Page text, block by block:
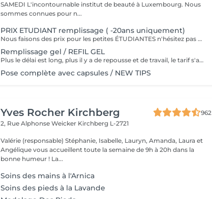
SAMEDI L'incontournable institut de beauté à Luxembourg. Nous
sommes connues pour n...
PRIX ETUDIANT remplissage ( -20ans uniquement)
Nous faisons des prix pour les petites ÉTUDIANTES n'hésitez pas a passer
Remplissage gel / REFIL GEL
Plus le délai est long, plus il y a de repousse et de travail, le tarif s'adapte donc au temps écoulé depuis votre dernier rendez-vous. Merci de choisir le remplissage adapté
Pose complète avec capsules / NEW TIPS
Yves Rocher Kirchberg
962
2, Rue Alphonse Weicker Kirchberg L-2721
Valérie (responsable) Stéphanie, Isabelle, Lauryn, Amanda, Laura et
Angélique vous accueillent toute la semaine de 9h à 20h dans la
bonne humeur ! La...
Soins des mains à l'Arnica
Soins des pieds à la Lavande